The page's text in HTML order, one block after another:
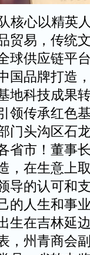
核心以精英
贸易，传统
球供应链平
国品牌打造
地科技成果
领传承红色
门头沟区石
省市！董事
，在生意上
导的认可和
的人生和事
生在吉林延
，州青商会